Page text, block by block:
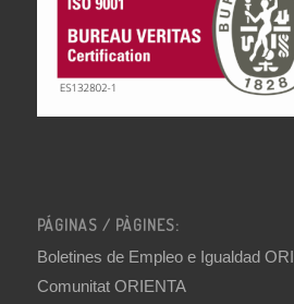
PÁGINAS / PÀGINES:
Boletines de Empleo e Igualdad
Comunitat ORIENTA